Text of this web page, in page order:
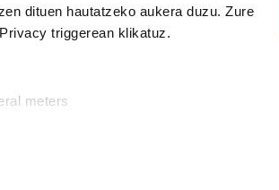
dituen hautatzeko aukera duzu. Zure
triggerean klikatuz.
meters
eginkizuna. Horretarako zure ekarpena